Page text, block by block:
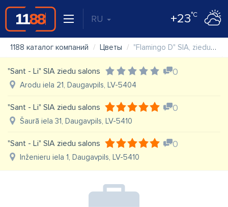
RU +23°C
1188 каталог компаний Цветы "Flamingo D" SIA, ziedu vairumtirdzniecības bāze
"Sant - Li" SIA ziedu salons 0
Arodu iela 21, Daugavpils, LV-5404
"Sant - Li" SIA ziedu salons 0
Šaurā iela 31, Daugavpils, LV-5410
"Sant - Li" SIA ziedu salons 0
Inženieru iela 1, Daugavpils, LV-5410